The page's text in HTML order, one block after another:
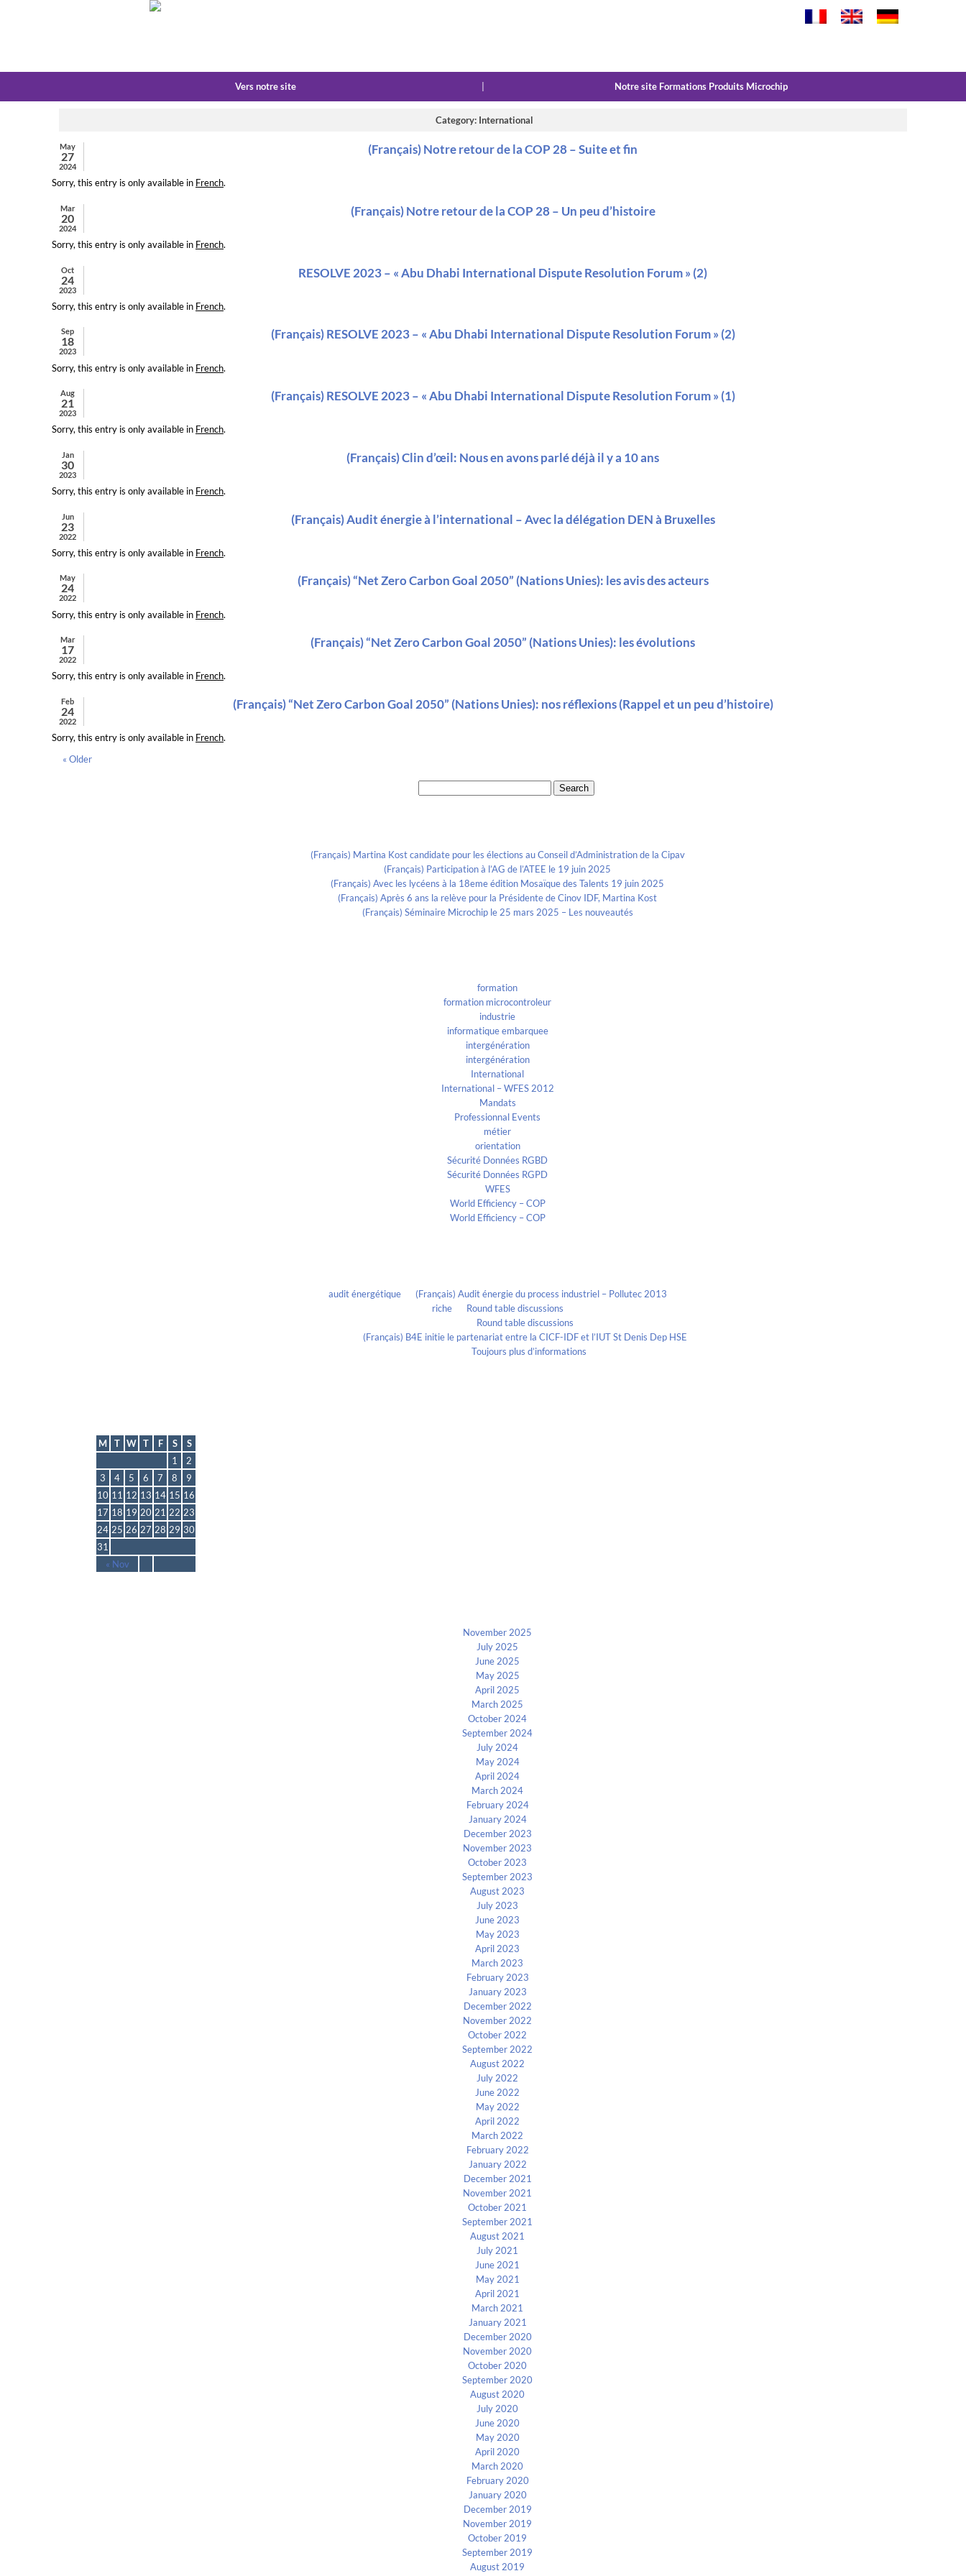
Vers notre site Notre site Formations Produits Microchip
Category: International
May
27
2024
(Français) Notre retour de la COP 28 – Suite et fin
Sorry, this entry is only available in French.
Mar
20
2024
(Français) Notre retour de la COP 28 – Un peu d’histoire
Sorry, this entry is only available in French.
Oct
24
2023
RESOLVE 2023 – « Abu Dhabi International Dispute Resolution Forum » (2)
Sorry, this entry is only available in French.
Sep
18
2023
(Français) RESOLVE 2023 – « Abu Dhabi International Dispute Resolution Forum » (2)
Sorry, this entry is only available in French.
Aug
21
2023
(Français) RESOLVE 2023 – « Abu Dhabi International Dispute Resolution Forum » (1)
Sorry, this entry is only available in French.
Jan
30
2023
(Français) Clin d’œil: Nous en avons parlé déjà il y a 10 ans
Sorry, this entry is only available in French.
Jun
23
2022
(Français) Audit énergie à l’international – Avec la délégation DEN à Bruxelles
Sorry, this entry is only available in French.
May
24
2022
(Français) “Net Zero Carbon Goal 2050” (Nations Unies): les avis des acteurs
Sorry, this entry is only available in French.
Mar
17
2022
(Français) “Net Zero Carbon Goal 2050” (Nations Unies): les évolutions
Sorry, this entry is only available in French.
Feb
24
2022
(Français) “Net Zero Carbon Goal 2050” (Nations Unies): nos réflexions (Rappel et un peu d’histoire)
Sorry, this entry is only available in French.
« Older
(Français) Martina Kost candidate pour les élections au Conseil d’Administration de la Cipav
(Français) Participation à l’AG de l’ATEE le 19 juin 2025
(Français) Avec les lycéens à la 18eme édition Mosaïque des Talents 19 juin 2025
(Français) Après 6 ans la relève pour la Présidente de Cinov IDF, Martina Kost
(Français) Séminaire Microchip le 25 mars 2025 – Les nouveautés
formation
formation microcontroleur
industrie
informatique embarquee
intergénération
intergénération
International
International – WFES 2012
Mandats
Professionnal Events
métier
orientation
Sécurité Données RGBD
Sécurité Données RGPD
WFES
World Efficiency – COP
World Efficiency – COP
audit énergétiqueon (Français) Audit énergie du process industriel – Pollutec 2013
richeon Round table discussions
Round table discussions
(Français) B4E initie le partenariat entre la CICF-IDF et l’IUT St Denis Dep HSE
Toujours plus d’informations
M
T W T F S S
« Nov
1
2
3
4 5 6 7 8
9
10 11 12 13 14 15 16
17 18 19 20 21 22 23
24 25 26 27 28 29 30
31
November 2025
July 2025
June 2025
May 2025
April 2025
March 2025
October 2024
September 2024
July 2024
May 2024
April 2024
March 2024
February 2024
January 2024
December 2023
November 2023
October 2023
September 2023
August 2023
July 2023
June 2023
May 2023
April 2023
March 2023
February 2023
January 2023
December 2022
November 2022
October 2022
September 2022
August 2022
July 2022
June 2022
May 2022
April 2022
March 2022
February 2022
January 2022
December 2021
November 2021
October 2021
September 2021
August 2021
July 2021
June 2021
May 2021
April 2021
March 2021
January 2021
December 2020
November 2020
October 2020
September 2020
August 2020
July 2020
June 2020
May 2020
April 2020
March 2020
February 2020
January 2020
December 2019
November 2019
October 2019
September 2019
August 2019